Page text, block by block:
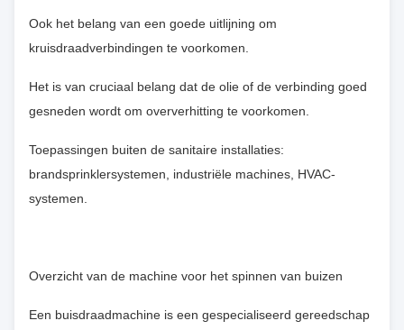
Ook het belang van een goede uitlijning om
kruisdraadverbindingen te voorkomen.
Het is van cruciaal belang dat de olie of de verbinding goed
gesneden wordt om oververhitting te voorkomen.
Toepassingen buiten de sanitaire installaties:
brandsprinklersystemen, industriële machines, HVAC-
systemen.
Overzicht van de machine voor het spinnen van buizen
Een buisdraadmachine is een gespecialiseerd gereedschap